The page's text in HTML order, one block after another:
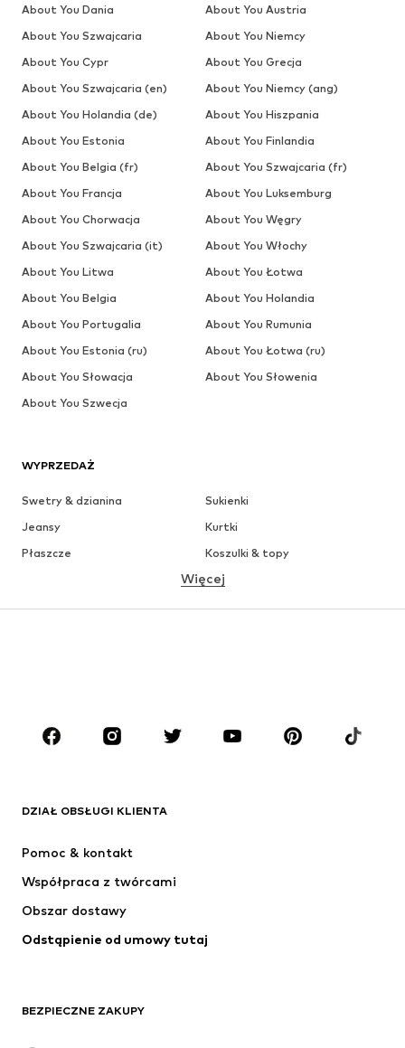
WYPRZEDAŻ
Swetry & dzianina
Sukienki
Jeansy
Kurtki
Płaszcze
Koszulki & topy
Bielizna
Spódnice
Bluzki & koszule
Akcesoria
Premium
Nowości
Kurtki
Bielizna
Płaszcze
Spódnice
Więcej
DZIAŁ OBSŁUGI KLIENTA
Pomoc & kontakt
Współpraca z twórcami
Obszar dostawy
Odstąpienie od umowy tutaj
BEZPIECZNE ZAKUPY
About You Dania
About You Austria
About You Szwajcaria
About You Niemcy
About You Cypr
About You Grecja
About You Szwajcaria (en)
About You Niemcy (ang)
About You Holandia (de)
About You Hiszpania
About You Estonia
About You Finlandia
About You Belgia (fr)
About You Szwajcaria (fr)
About You Francja
About You Luksemburg
About You Chorwacja
About You Węgry
About You Szwajcaria (it)
About You Włochy
About You Litwa
About You Łotwa
About You Belgia
About You Holandia
About You Portugalia
About You Rumunia
About You Estonia (ru)
About You Łotwa (ru)
About You Słowacja
About You Słowenia
About You Szwecja